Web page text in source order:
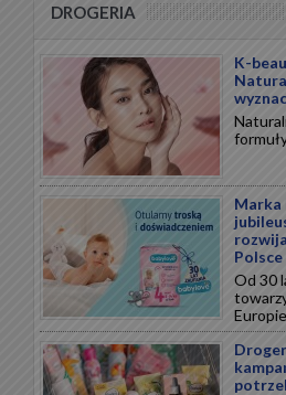
DROGERIA
K-
Marka
Polsce
Od 30